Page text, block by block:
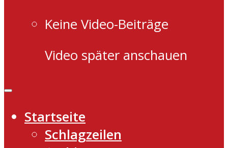
Keine Video-Beiträge
Video später anschauen
Startseite
Schlagzeilen